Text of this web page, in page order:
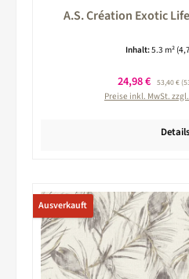
A.S. Création Exotic
Inhalt:5.3 m²
Verkaufspreis:
24,98 € Regulärer
53,40 €
Preise inkl. MwSt.
Details
Ausverkauft